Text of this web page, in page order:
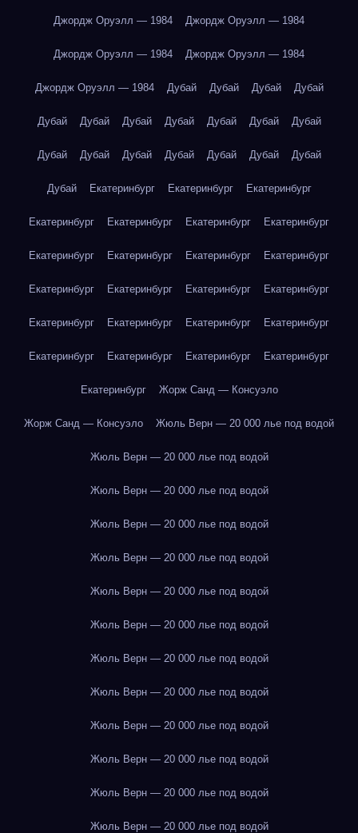
Джордж Оруэлл — 1984 Джордж Оруэлл — 1984
Джордж Оруэлл — 1984 Джордж Оруэлл — 1984
Джордж Оруэлл — 1984 Дубай Дубай Дубай Дубай
Дубай Дубай Дубай Дубай Дубай Дубай Дубай
Дубай Дубай Дубай Дубай Дубай Дубай Дубай
Дубай Екатеринбург Екатеринбург Екатеринбург
Екатеринбург Екатеринбург Екатеринбург Екатеринбург
Екатеринбург Екатеринбург Екатеринбург Екатеринбург
Екатеринбург Екатеринбург Екатеринбург Екатеринбург
Екатеринбург Екатеринбург Екатеринбург Екатеринбург
Екатеринбург Екатеринбург Екатеринбург Екатеринбург
Екатеринбург Жорж Санд — Консуэло
Жорж Санд — Консуэло Жюль Верн — 20 000 лье под водой
Жюль Верн — 20 000 лье под водой
Жюль Верн — 20 000 лье под водой
Жюль Верн — 20 000 лье под водой
Жюль Верн — 20 000 лье под водой
Жюль Верн — 20 000 лье под водой
Жюль Верн — 20 000 лье под водой
Жюль Верн — 20 000 лье под водой
Жюль Верн — 20 000 лье под водой
Жюль Верн — 20 000 лье под водой
Жюль Верн — 20 000 лье под водой
Жюль Верн — 20 000 лье под водой
Жюль Верн — 20 000 лье под водой